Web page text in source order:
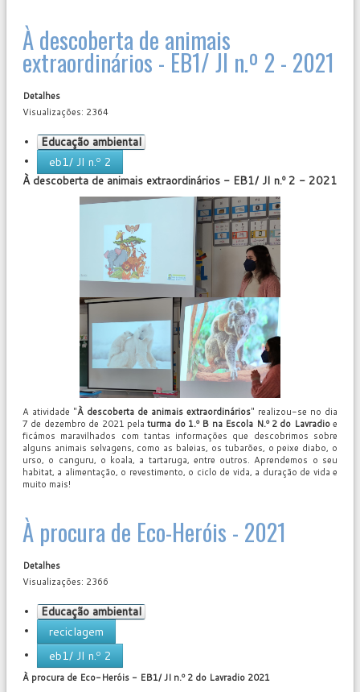
À descoberta de animais
extraordinários - EB1/ JI n.º 2 - 2021
Detalhes
Visualizações: 2364
Educação ambiental
eb1/ JI n.º 2
User
À descoberta de animais extraordinários - EB1/ JI n.º 2 - 2021
A atividade "À descoberta de animais extraordinários" realizou-se no dia
7 de dezembro de 2021 pelaturma do 1.º B na Escola N.º 2 do Lavradioe
ficámos maravilhados com tantas informações que descobrimos sobre
alguns animais selvagens, como as baleias, os tubarões, o peixe diabo, o
urso, o canguru, o koala, a tartaruga, entre outros. Aprendemos o seu
habitat, a alimentação, o revestimento, o ciclo de vida, a duração de vida e
muito mais!
À procura de Eco-Heróis - 2021
Detalhes
Visualizações: 2366
Educação ambiental
reciclagem
eb1/ JI n.º 2
User
Rating:
À procura de Eco-Heróis - EB1/ JI n.º 2 do Lavradio 2021